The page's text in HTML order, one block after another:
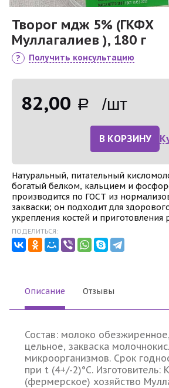
Творог мдж 5% (ГКФХ
Муллагалиев ), 180 г
Получить консультацию
82,00 Р /шт
В КОРЗИНУ
Натуральный, питательный
богатый белком, кальцием и
производится по ГОСТ из
закваски; он подходит для
укрепления костей и приготовления
ПОДЕЛИТЬСЯ:
Описание Отзывы
Состав: молоко
цельное, закваска
микроорганизмов. Срок
при t (4+/-2)°С. Изготовитель:
(фермерское) хозяйство